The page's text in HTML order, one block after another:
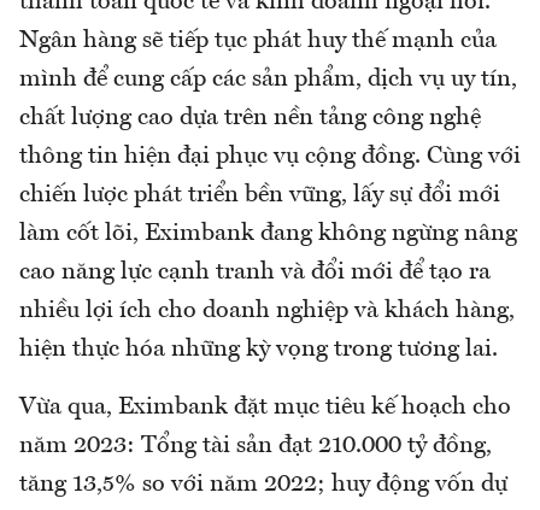
Ngân hàng sẽ tiếp tục phát huy thế mạnh của
mình để cung cấp các sản phẩm, dịch vụ uy tín,
chất lượng cao dựa trên nền tảng công nghệ
thông tin hiện đại phục vụ cộng đồng. Cùng với
chiến lược phát triển bền vững, lấy sự đổi mới
làm cốt lõi, Eximbank đang không ngừng nâng
cao năng lực cạnh tranh và đổi mới để tạo ra
nhiều lợi ích cho doanh nghiệp và khách hàng,
hiện thực hóa những kỳ vọng trong tương lai.
Vừa qua, Eximbank đặt mục tiêu kế hoạch cho
năm 2023: Tổng tài sản đạt 210.000 tỷ đồng,
tăng 13,5% so với năm 2022; huy động vốn dự